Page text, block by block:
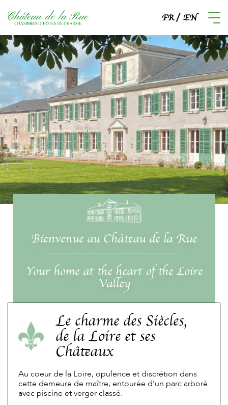
FR EN
Bienvenue au Château de la Rue
Your home at the heart of the Loire
Valley
Le charme des Siècles,
de la Loire et ses
Châteaux
Au coeur de la Loire, opulence et discrétion dans
cette demeure de maître, entourée d’un parc arboré
avec piscine et verger classé.